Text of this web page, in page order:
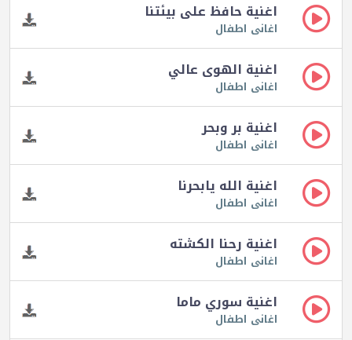
اغنية حافظ على بيئتنا
اغانى اطفال
اغنية الهوى عالي
اغانى اطفال
اغنية بر وبحر
اغانى اطفال
اغنية الله يابحرنا
اغانى اطفال
اغنية رحنا الكشته
اغانى اطفال
اغنية سوري ماما
اغانى اطفال